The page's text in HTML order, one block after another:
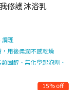
修護沐浴乳
調理
用後柔潤不感乾燥
固醇、無化學起泡劑、
15% off